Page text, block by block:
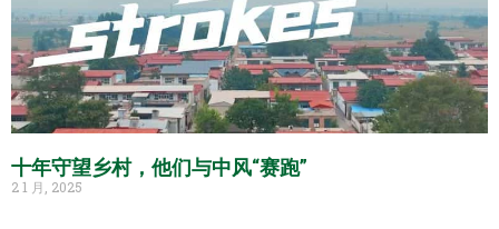
十年守望乡村，他们与中风“赛跑”
2 1 月, 2025